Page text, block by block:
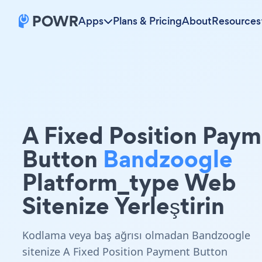
Apps Plans & PricingAboutResources
A Fixed Position
Button Bandzoogle
Platform_type Web
Sitenize Yerleştirin
Kodlama veya baş ağrısı olmadan Bandzoogle
sitenize A Fixed Position Payment Button